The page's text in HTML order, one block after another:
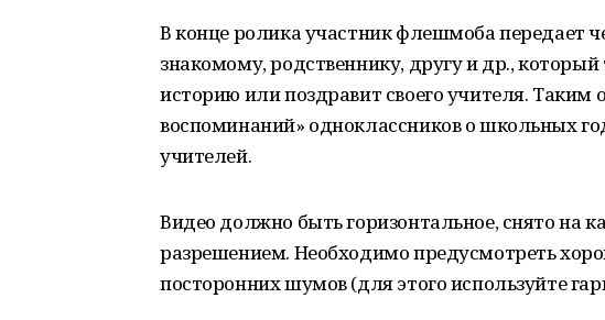
В конце ролика участник флешмоба передает
знакомому, родственнику, другу и др.,
историю или поздравит своего учителя. Таким
воспоминаний» одноклассников о школьных
учителей.
Видео должно быть горизонтальное, снято на
разрешением. Необходимо предусмотреть
посторонних шумов (для этого используйте